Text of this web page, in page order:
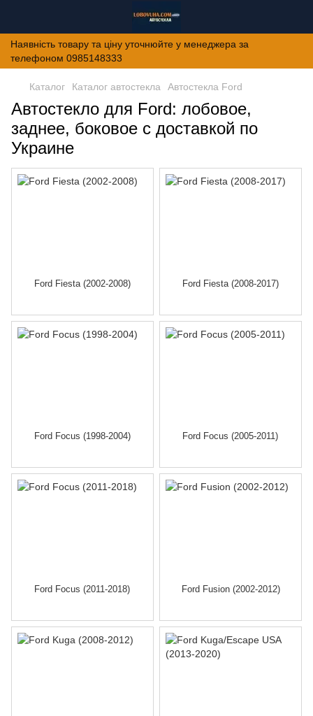
Наявність товару та ціну уточнюйте у менеджера за
телефоном 0985148333
Каталог Каталог автостекла Автостекла Ford
Автостекло для Ford: лобовое,
заднее, боковое с доставкой по
Украине
Ford Fiesta (2002-2008) Ford Fiesta (2008-2017)
Ford Focus (1998-2004) Ford Focus (2005-2011)
Ford Focus (2011-2018) Ford Fusion (2002-2012)